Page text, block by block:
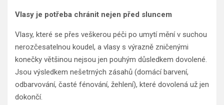
Vlasy je potřeba chránit nejen před sluncem
Vlasy, které se přes veškerou péči po umytí mění v suchou
nerozčesatelnou koudel, a vlasy s výrazně zničenými
konečky většinou nejsou jen pouhým důsledkem dovolené.
Jsou výsledkem nešetrných zásahů (domácí barvení,
odbarvování, časté fénování, žehlení), které dovolená už jen
dokončí.